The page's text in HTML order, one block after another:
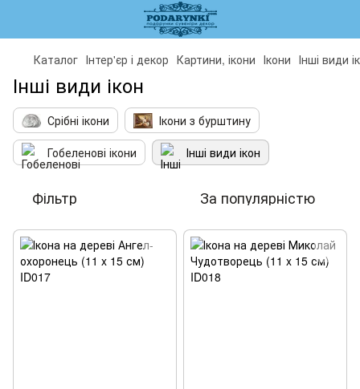
Каталог Інтер'єр і декор Картини, ікони Ікони Інші види
Інші види ікон
Срібні ікони
Ікони з бурштину
Гобеленові ікони
Інші види ікон
Фільтр За популярністю